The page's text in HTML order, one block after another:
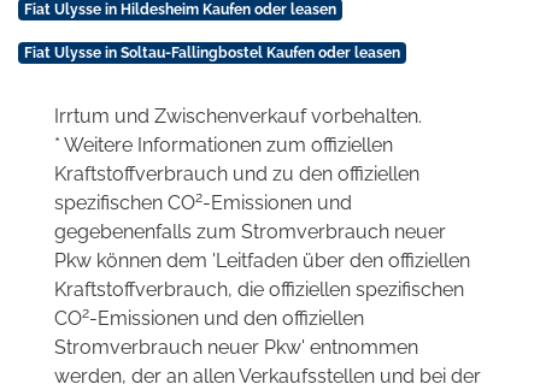
Fiat Ulysse in Hildesheim Kaufen oder leasen
Fiat Ulysse in Soltau-Fallingbostel Kaufen oder leasen
Irrtum und Zwischenverkauf vorbehalten.
* Weitere Informationen zum offiziellen
Kraftstoffverbrauch und zu den offiziellen
spezifischen CO2-Emissionen und
gegebenenfalls zum Stromverbrauch neuer
Pkw können dem 'Leitfaden über den offiziellen
Kraftstoffverbrauch, die offiziellen spezifischen
CO2-Emissionen und den offiziellen
Stromverbrauch neuer Pkw' entnommen
werden, der an allen Verkaufsstellen und bei der